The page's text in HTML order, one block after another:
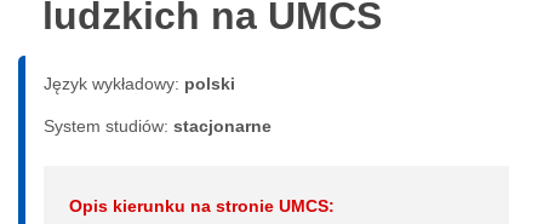
ludzkich na UMCS
Język wykładowy: polski
System studiów: sta­cjo­nar­ne
Opis kierunku na stronie UMCS: